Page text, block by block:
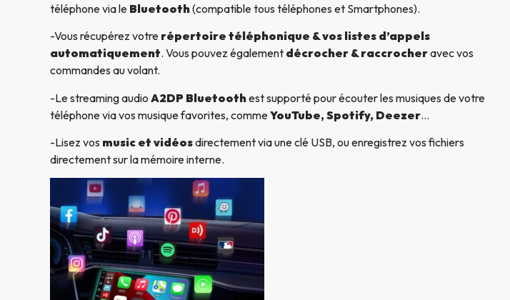
téléphone via le Bluetooth(compatible tous téléphones et Smartphones).
-Vous récupérez votre répertoire téléphonique & vos listes d’appels
automatiquement. Vous pouvez également décrocher & raccrocheravec vos
commandes au volant.
-Le streaming audio A2DP Bluetoothest supporté pour écouter les musiques de votre
téléphone via vos musique favorites, commeYouTube, Spotify, Deezer…
-Lisez vos music et vidéosdirectement via une clé USB, ou enregistrez vos fichiers
directement sur la mémoire interne.